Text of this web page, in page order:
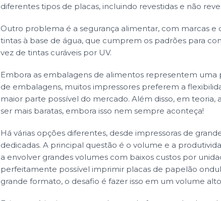
diferentes tipos de placas, incluindo revestidas e não
Outro problema é a segurança alimentar, com marcas
tintas à base de água, que cumprem os padrões para
vez de tintas curáveis por UV.
Embora as embalagens de alimentos representem
de embalagens, muitos impressores preferem a
maior parte possível do mercado. Além disso, em teoria,
ser mais baratas, embora isso nem sempre aconteça!
Há várias opções diferentes, desde impressoras de
dedicadas. A principal questão é o volume e a
a envolver grandes volumes com baixos custos por
perfeitamente possível imprimir placas de papelão
grande formato, o desafio é fazer isso em um volume